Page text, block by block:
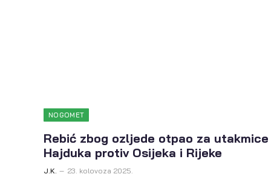
NOGOMET
Rebić zbog ozljede otpao za utakmice
Hajduka protiv Osijeka i Rijeke
J.K. 23. kolovoza 2025.